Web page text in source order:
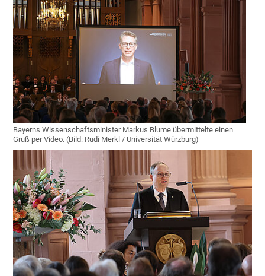
Bayerns Wissenschaftsminister Markus Blume übermittelte einen
Gruß per Video. (Bild: Rudi Merkl / Universität Würzburg)